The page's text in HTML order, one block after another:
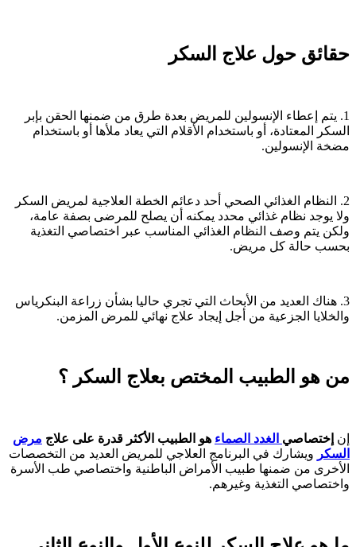
حقائق حول علاج السكر
1. يتم إعطاء الإنسولين للمريض بعدة طرق من ضمنها الحقن بإبر
السكر المعتادة، أو باستخدام الأقلام التي يعاد ملأها أو باستخدام
مضخة الإنسولين.
2. النظام الغذائي الصحي أحد دعائم الخطة العلاجية لمريض السكر
ولا يوجد نظام غذائي محدد يمكنه أن يصلح للمرضى بصفة عامة،
ولكن يتم وصف النظام الغذائي المناسب عبر اختصاصي التغذية
بحسب حالة كل مريض.
3. هناك العديد من الأبحاث التي تجري حاليا بشأن زراعة البنكرياس
والخلايا الجزعية من أجل إيجاد علاج نهائي للمرض المزمن.
من هو الطبيب المختص بعلاج السكر ؟
إن إختصاصي الغدد الصماء هو الطبيب الأكثر قدرة على علاج مرض
السكر ويشارك في البرنامج العلاجي للمريض العديد من التخصصات
الأخرى من ضمنها طبيب الأمراض الباطنية واختصاصي طب الأسرة
واختصاصي التغذية وغيرهم.